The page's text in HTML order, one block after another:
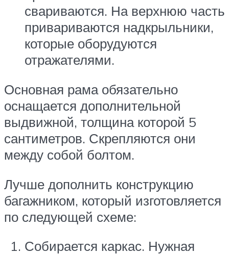
свариваются. На верхнюю часть
привариваются надкрыльники,
которые оборудуются
отражателями.
Основная рама обязательно
оснащается дополнительной
выдвижной, толщина которой 5
сантиметров. Скрепляются они
между собой болтом.
Лучше дополнить конструкцию
багажником, который изготовляется
по следующей схеме:
Собирается каркас. Нужная